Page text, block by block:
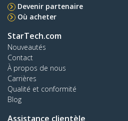
Devenir partenaire
Où acheter
StarTech.com
Nouveautés
Contact
À propos de nous
Carrières
Qualité et conformité
Blog
Assistance clientèle